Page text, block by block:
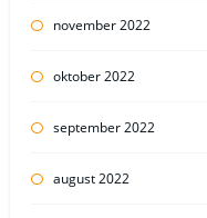
november 2022
oktober 2022
september 2022
august 2022